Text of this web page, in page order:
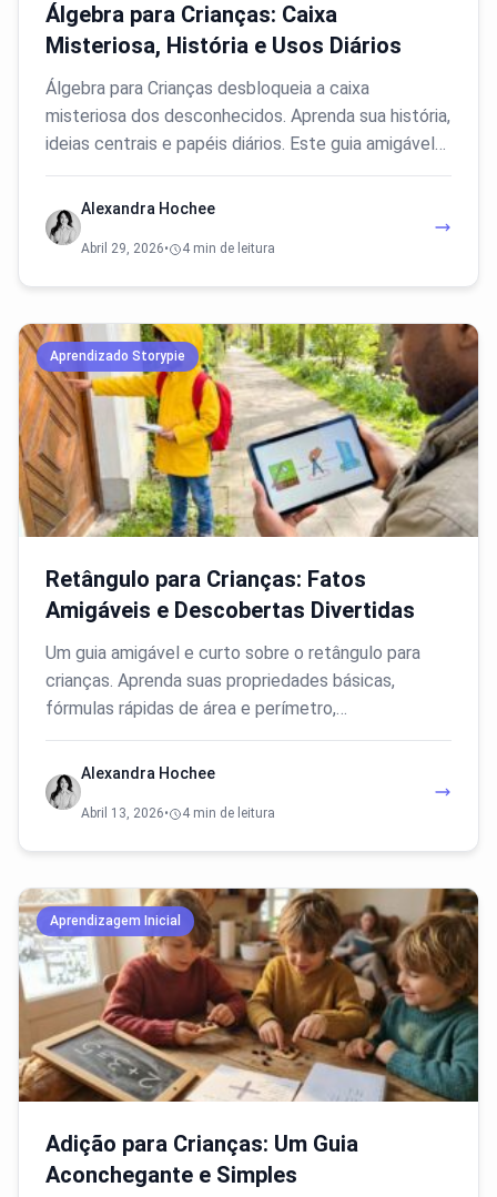
Álgebra para Crianças: Caixa
Misteriosa, História e Usos Diários
Álgebra para Crianças desbloqueia a caixa
misteriosa dos desconhecidos. Aprenda sua história,
ideias centrais e papéis diários. Este guia amigável…
Alexandra Hochee
Abril 29, 2026• 4 min de leitura
Aprendizado Storypie
Retângulo para Crianças: Fatos
Amigáveis e Descobertas Divertidas
Um guia amigável e curto sobre o retângulo para
crianças. Aprenda suas propriedades básicas,
fórmulas rápidas de área e perímetro,…
Alexandra Hochee
Abril 13, 2026• 4 min de leitura
Aprendizagem Inicial
Adição para Crianças: Um Guia
Aconchegante e Simples